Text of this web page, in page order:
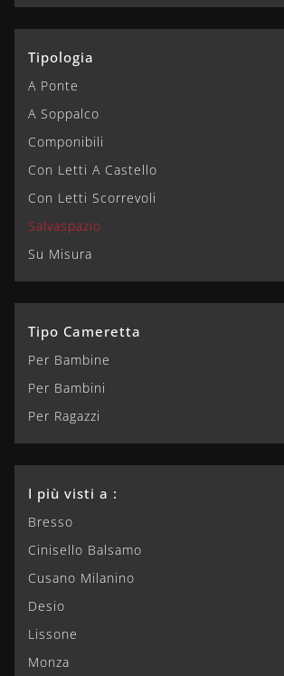
Tipologia
A Ponte
A Soppalco
Componibili
Con Letti A Castello
Con Letti Scorrevoli
Salvaspazio
Su Misura
Tipo Cameretta
Per Bambine
Per Bambini
Per Ragazzi
I più visti a :
Bresso
Cinisello Balsamo
Cusano Milanino
Desio
Lissone
Monza